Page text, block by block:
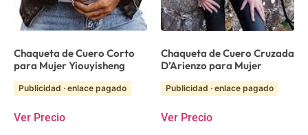
Chaqueta de Cuero Corto
para Mujer Yiouyisheng
Publicidad · enlace pagado
Ver Precio
Chaqueta de Cuero Cruzada
D’Arienzo para Mujer
Publicidad · enlace pagado
Ver Precio